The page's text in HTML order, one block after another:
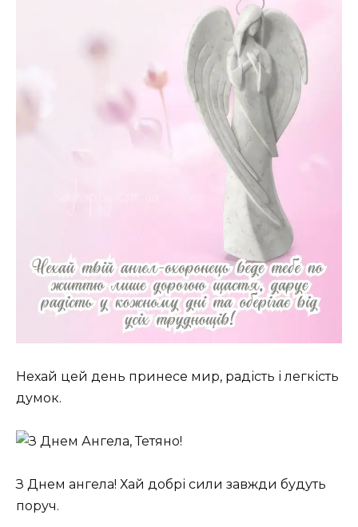
Нехай цей день принесе мир, радість і легкість
думок.
З Днем ангела! Хай добрі сили завжди будуть
поруч.